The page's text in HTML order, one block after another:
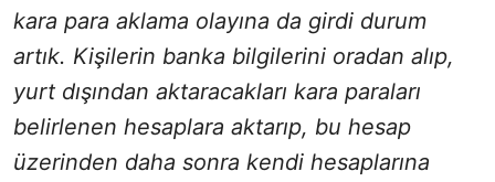
kara para aklama olayına da girdi durum
artık. Kişilerin banka bilgilerini oradan alıp,
yurt dışından aktaracakları kara paraları
belirlenen hesaplara aktarıp, bu hesap
üzerinden daha sonra kendi hesaplarına